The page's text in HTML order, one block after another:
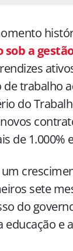
a
trabalho
do
de 1.000%
sete
do
educação e